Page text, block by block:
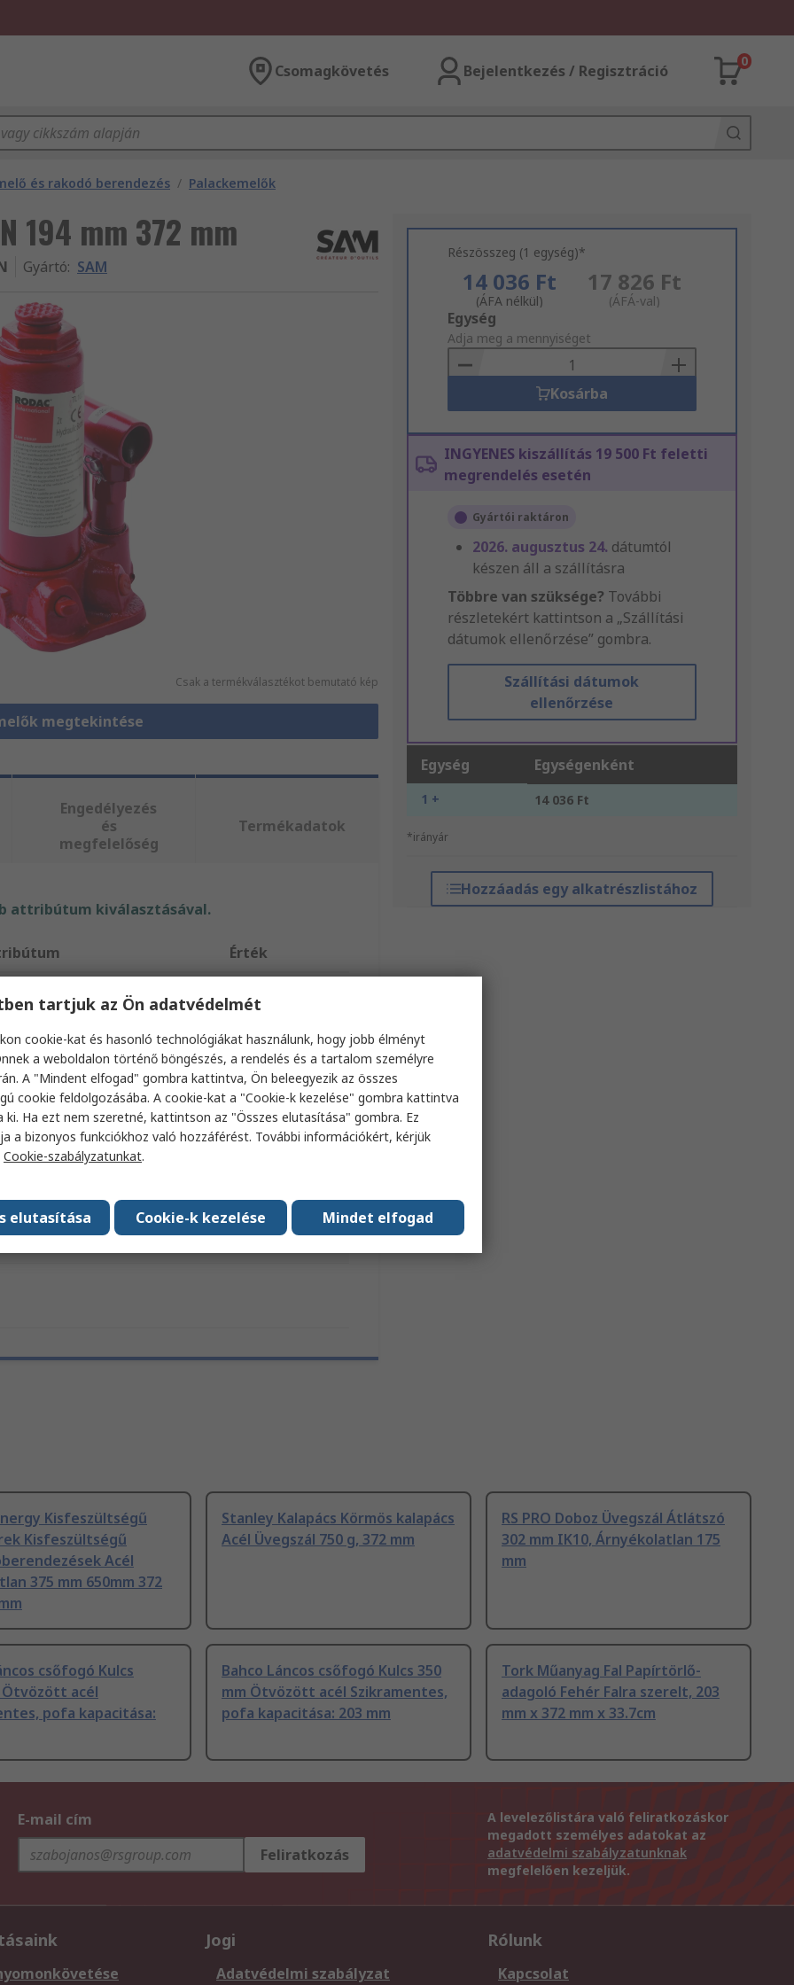
Csomagkövetés Bejelentkezés / Regisztráció
0
és rakodó berendezés / Palackemelők
194 mm 372 mm
Gyártó: SAM
Csak a termékválasztékot bemutató kép
megtekintése
Részösszeg (1 egység)*
14 036 Ft
(ÁFA nélkül)
17 826 Ft
(ÁFÁ-val)
Add
to
Basket
Egység
Adja meg a mennyiséget
Kosárba
INGYENES kiszállítás 19 500 Ft feletti
megrendelés esetén
Gyártói raktáron
2026. augusztus 24. dátumtól
készen áll a szállításra
Többre van szüksége? További
részletekért kattintson a „Szállítási
dátumok ellenőrzése” gombra.
Szállítási dátumok
ellenőrzése
Egység Egységenként
1 + 14 036 Ft
*irányár
Hozzáadás egy alkatrészlistához
Engedélyezés
és
megfelelőség
Termékadatok
attribútum kiválasztásával.
Érték
Palackemelő
emelési magasság 194mm
363 mm
emelési magasság 372mm
Kisfeszültségű
Kisfeszültségű
Acél
375 mm 650mm 372
Stanley Kalapács Körmös kalapács
Acél Üvegszál 750 g, 372 mm
RS PRO Doboz Üvegszál Átlátszó
302 mm IK10, Árnyékolatlan 175
mm
csőfogó Kulcs
Ötvözött acél
pofa kapacitása:
Bahco Láncos csőfogó Kulcs 350
mm Ötvözött acél Szikramentes,
pofa kapacitása: 203 mm
Tork Műanyag Fal Papírtörlő-
adagoló Fehér Falra szerelt, 203
mm x 372 mm x 33.7cm
E-mail cím
Feliratkozás
A levelezőlistára való feliratkozáskor
megadott személyes adatokat az
adatvédelmi szabályzatunknak
megfelelően kezeljük.
Jogi
Adatvédelmi szabályzat
Rólunk
Kapcsolat
tartjuk az Ön adatvédelmét
cookie-kat és hasonló technológiákat használunk, hogy jobb élményt
a weboldalon történő böngészés, a rendelés és a tartalom személyre
A "Mindent elfogad" gombra kattintva, Ön beleegyezik az összes
cookie feldolgozásába. A cookie-kat a "Cookie-k kezelése" gombra kattintva
ki. Ha ezt nem szeretné, kattintson az "Összes elutasítása" gombra. Ez
a bizonyos funkciókhoz való hozzáférést. További információkért, kérjük
Cookie-szabályzatunkat.
Mindet elfogad
Cookie-k kezelése
elutasítása